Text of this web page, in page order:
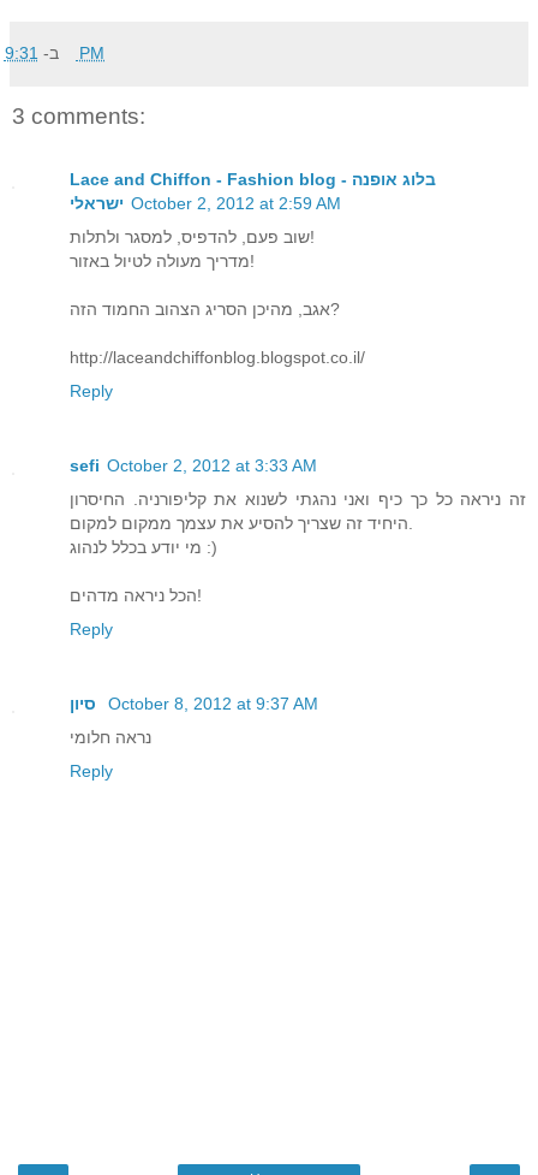
ב- 9:31 PM
3 comments:
Lace and Chiffon - Fashion blog - בלוג אופנה
ישראלי October 2, 2012 at 2:59 AM
שוב פעם, להדפיס, למסגר ולתלות!
מדריך מעולה לטיול באזור!
אגב, מהיכן הסריג הצהוב החמוד הזה?
http://laceandchiffonblog.blogspot.co.il/
Reply
sefi October 2, 2012 at 3:33 AM
זה ניראה כל כך כיף ואני נהגתי לשנוא את קליפורניה. החיסרון
מי יודע בכלל לנהוג :)
הכל ניראה מדהים!
Reply
October 8, 2012 at 9:37 AM
נראה חלומי
Reply